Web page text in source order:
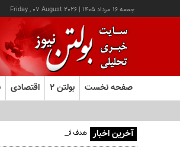
جمعه ۱۶ مرداد ۱۴۰۵ |
Friday , 07 August 2026
صفحه نخست بولتن ۲ اقتصادی
آخرین اخبار هدف قرار گرفتن اتاق‌ فرماندهی